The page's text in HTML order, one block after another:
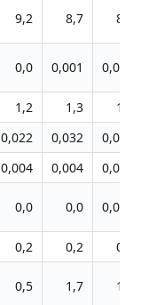
9,2 8,7 8,7
0,0 0,001 0,005
1,2 1,3
1,2
0,022 0,032
0,045
0,004 0,004
0,005
0,0 0,0 0,048
0,2 0,2
0,3
0,5 1,7 1,7